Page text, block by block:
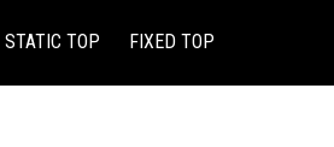
STATIC TOP FIXED TOP